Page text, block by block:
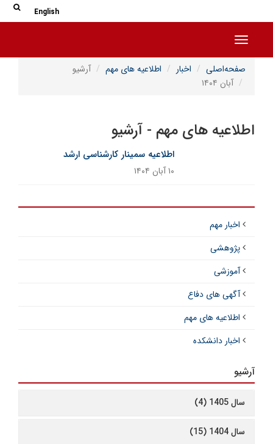
English
Toggle navigation
صفحه‌اصلی اخبار اطلاعیه های مهم
آرشیو
آبان ۱۴۰۴
اطلاعیه های مهم - آرشیو
اطلاعیه سمینار کارشناسی ارشد
۱۰ آبان ۱۴۰۴
اخبار مهم
پژوهشی
آموزشی
آگهی های دفاع
اطلاعیه های مهم
اخبار دانشکده
آرشیو
سال 1405 (4)
سال 1404 (15)